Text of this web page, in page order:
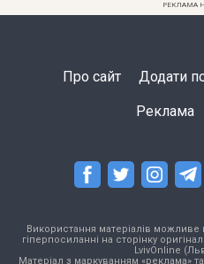
РЕКЛАМА
Про сайт Додати
Реклама
Використання матеріалів
гіперпосиланні на сторінку
LvivOnline
Матеріал з маркуванням «реклама»